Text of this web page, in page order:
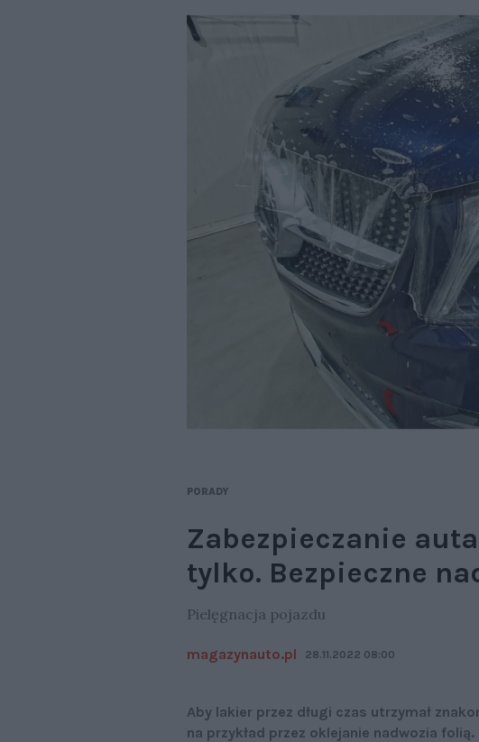
PORADY
Zabezpieczanie
tylko. Bezpieczne
Pielęgnacja pojazdu
magazynauto.pl 28.11.2022 08:00
Aby lakier przez długi czas utrzymał
na przykład przez oklejanie nadwozia folią.